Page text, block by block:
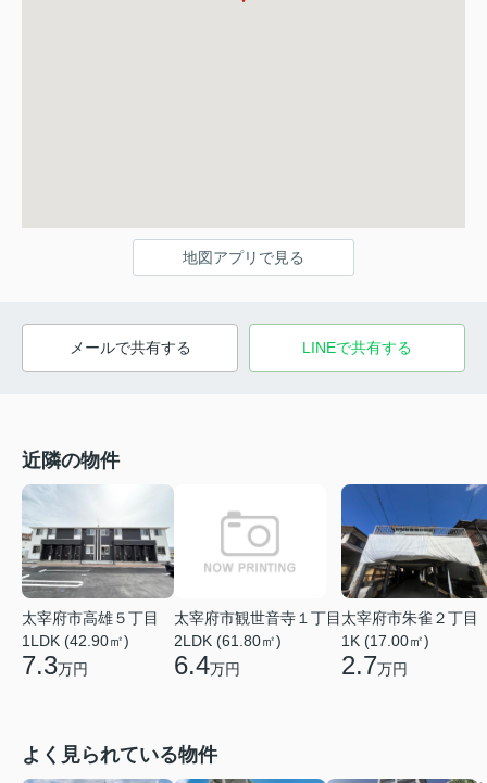
地図アプリで見る
メールで共有する LINEで共有する
近隣の物件
太宰府市高雄５丁目
1LDK (42.90㎡)
7.3万円
太宰府市観世音寺１丁目
2LDK (61.80㎡)
6.4万円
太宰府市朱雀２丁目
1K (17.00㎡)
2.7万円
よく見られている物件